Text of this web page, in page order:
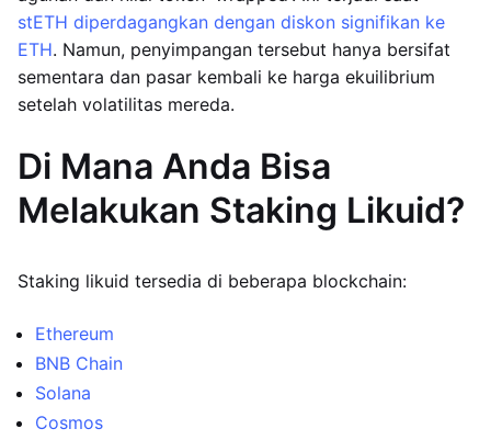
stETH diperdagangkan dengan diskon signifikan ke
ETH. Namun, penyimpangan tersebut hanya bersifat
sementara dan pasar kembali ke harga ekuilibrium
setelah volatilitas mereda.
Di Mana Anda Bisa
Melakukan Staking Likuid?
Staking likuid tersedia di beberapa blockchain:
Ethereum
BNB Chain
Solana
Cosmos